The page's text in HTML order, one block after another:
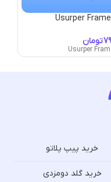
تومان
خرید پیپ پلاتو
خرید گلد دومزدی